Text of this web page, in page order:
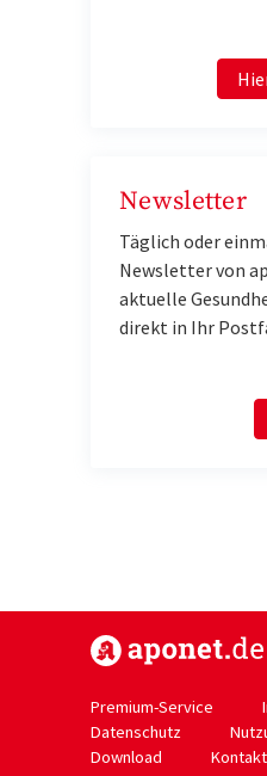
Newsletter
Täglich oder
Newsletter von
aktuelle
direkt in Ihr
Premium-Service
Datenschutz
Download
Kontakt